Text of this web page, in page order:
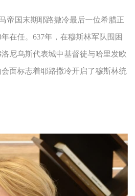
帝国末期耶路撒冷最后一位希腊正
在任。637年，在穆斯林军队围困
尼乌斯代表城中基督徒与哈里发欧
会面标志着耶路撒冷开启了穆斯林统